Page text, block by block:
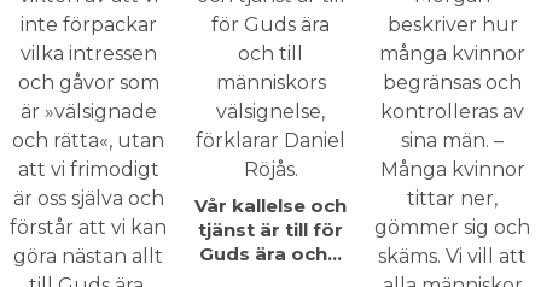
Vår kallelse och
tjänst är till för
Guds ära och…